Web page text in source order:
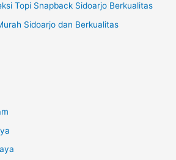
Topi Snapback Sidoarjo Berkualitas
Sidoarjo dan Berkualitas